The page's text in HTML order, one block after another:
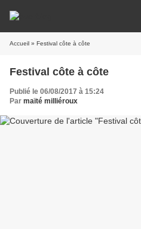
Accueil » Festival côte à côte
Festival côte à côte
Publié le 06/08/2017 à 15:24
Par maïté milliéroux